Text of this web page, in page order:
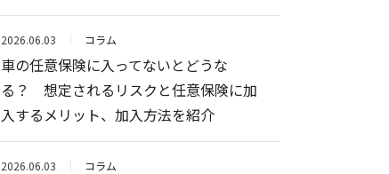
2026.06.03 コラム
車の任意保険に入ってないとどうな
る？ 想定されるリスクと任意保険に加
入するメリット、加入方法を紹介
2026.06.03 コラム